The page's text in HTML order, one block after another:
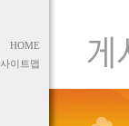
HOME
사이트맵